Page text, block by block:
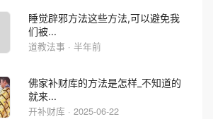
睡觉辟邪方法这些方法,可以避免我
们被...
道教法事 · 半年前
佛家补财库的方法是怎样_不知道的
就来...
开补财库 · 2025-06-22